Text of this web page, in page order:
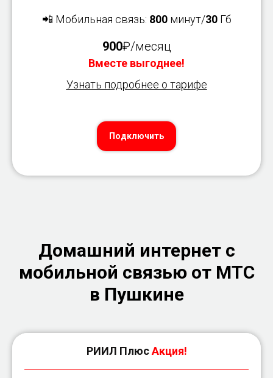
📲 Мобильная связь: 800минут/30Гб
900₽/месяц
Вместе выгоднее!
Узнать подробнее о тарифе
Подключить
Домашний интернет с
мобильной связью от МТС
в Пушкине
РИИЛ ПлюсАкция!